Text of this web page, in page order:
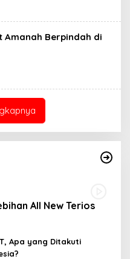
Amanah Berpindah di
All New Terios
Apa yang Ditakuti